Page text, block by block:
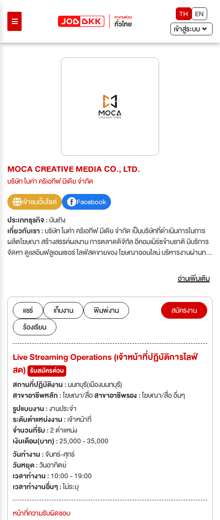
TH
EN
เข้าสู่ระบบ
MOCA CREATIVE MEDIA CO., LTD.
บริษัท โมค่า คริเอทีฟ มีเดีย จำกัด
เข้าชมเว็บไซต์
Facebook
ประเภทธุรกิจ :บันเทิง
เกี่ยวกับเรา :บริษัท โมค่า คริเอทีฟ มีเดีย จำกัด เป็นบริษัทที่ดำเนินการในการ
ผลิตโฆษณา สร้างสรรค์ผลงาน การตลาดดิจิทัล อีคอมเมิร์ซข้ามชาติ มีบริการ
จัดหา ดูเเลอินฟลูเอนเซอร์ ไลฟ์สดขายของ โฆษณาออนไลน์ บริหารงานผ่านทาง
อ่านเพิ่มเติม
แชร์ เก็บงาน
พิมพ์งาน
ร้องเรียน
สมัครงาน
Live Streaming Operations (เจ้าหน้าที่ปฏิบัติการไลฟ์
สด) รับสมัครด่วน
สถานที่ปฏิบัติงาน :นนทบุรี(เมืองนนทบุรี)
สาขาอาชีพหลัก :โฆษณา/สื่อสาขาอาชีพรอง :โฆษณา/สื่อ อื่นๆ
รูปแบบงาน :งานประจำ
ระดับตำแหน่งงาน : เจ้าหน้าที่
จำนวนที่รับ :2 ตำแหน่ง
เงินเดือน(บาท) :25,000 - 35,000
วันทำงาน :จันทร์-ศุกร์
วันหยุด :วันอาทิตย์
เวลาทำงาน : 10:00 - 19:00
เวลาทำงานอื่นๆ :ไม่ระบุ
หน้าที่ความรับผิดชอบ